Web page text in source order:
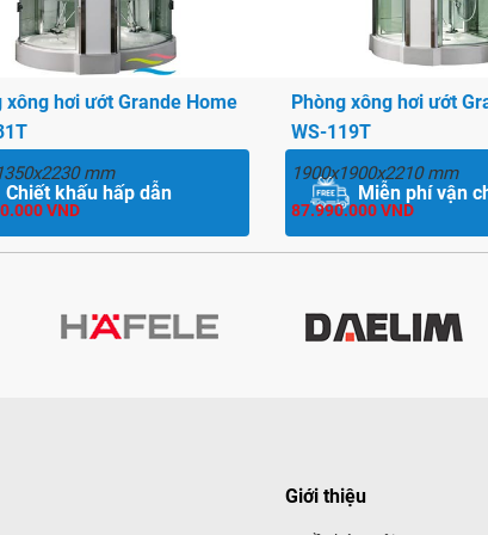
hình hiển thị LCD
thể nhanh chóng thay đổi
Thật dễ dàng để hưởng
tốt hơn.
liệu pháp màu sắc để cải
khác nhau đem lại
xông hơi ướt Grande Home
mm
VND
Phòng xông hơi ướt
WS-119T
1900x1900x2210 mm
87.990.000 VND
Chiết khấu hấp dẫn Miễn phí vận
Giới thiệu